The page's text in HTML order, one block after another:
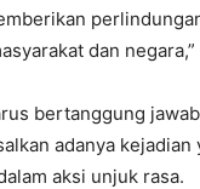
dan
bertanggung
adanya
aksi unjuk rasa.